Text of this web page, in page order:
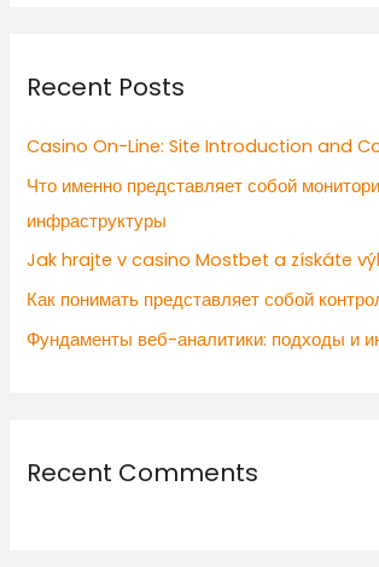
c
f
o
r
:
Recent Posts
Casino On-Line: Site Introduction and
Что именно представляет собой
инфраструктуры
Jak hrajte v casino Mostbet a získáte
Как понимать представляет собой
Фундаменты веб-аналитики: подходы и
Recent Comments